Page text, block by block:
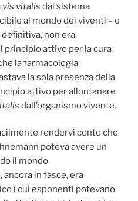
vis vitalis dal sistema
al mondo dei viventi – e
non era
principio attivo per la cura
la farmacologia
la sola presenza della
attivo per allontanare
dall’organismo vivente.
rendervi conto che
poteva avere un
il mondo
in fasce, era
i cui esponenti potevano